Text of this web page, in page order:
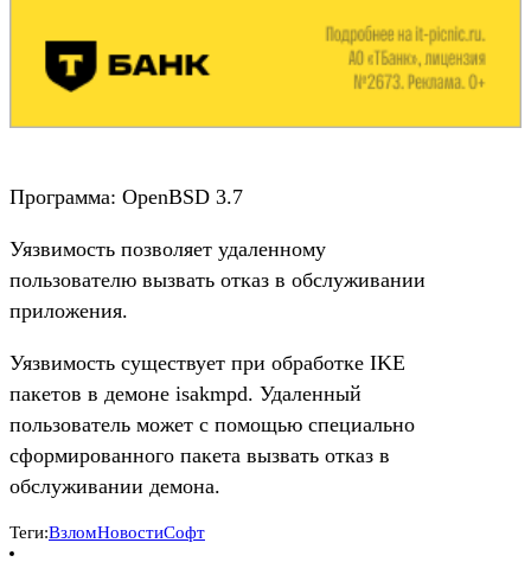
Программа: OpenBSD 3.7
Уязвимость позволяет удаленному
пользователю вызвать отказ в обслуживании
приложения.
Уязвимость существует при обработке IKE
пакетов в демоне isakmpd. Удаленный
пользователь может с помощью специально
сформированного пакета вызвать отказ в
обслуживании демона.
Теги:ВзломНовостиСофт